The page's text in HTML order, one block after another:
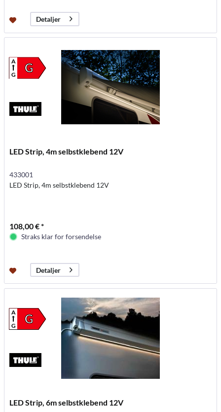
Detaljer
G
A
G
LED Strip, 4m selbstklebend 12V
433001
LED Strip, 4m selbstklebend 12V
108,00 € *
Straks klar for forsendelse
Detaljer
G
A
G
LED Strip, 6m selbstklebend 12V